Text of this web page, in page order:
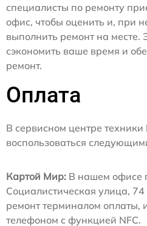
специалисты по ремонту
офис, чтобы оценить и, при
выполнить ремонт на месте.
сэкономить ваше время и
ремонт.
Оплата
В сервисном центре
воспользоваться
Картой Мир: В нашем офисе
Социалистическая улица,
ремонт терминалом оплаты,
телефоном с функцией NFC.